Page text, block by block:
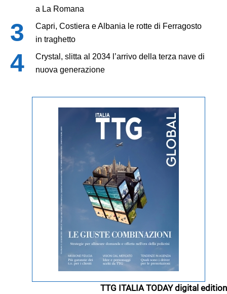
a La Romana
Capri, Costiera e Albania le rotte di Ferragosto
in traghetto
Crystal, slitta al 2034 l’arrivo della terza nave di
nuova generazione
TTG ITALIA TODAY digital edition